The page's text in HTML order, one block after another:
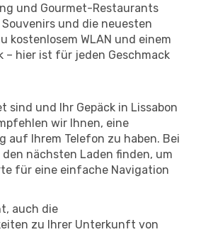
und Gourmet-Restaurants
und die neuesten
kostenlosem WLAN und einem
– hier ist für jeden Geschmack
sind und Ihr Gepäck in Lissabon
wir Ihnen, eine
auf Ihrem Telefon zu haben. Bei
nächsten Laden finden, um
für eine einfache Navigation
auch die
zu Ihrer Unterkunft von